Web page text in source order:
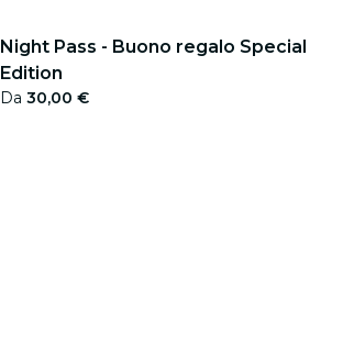
Night Pass - Buono regalo Special
Edition
Da 30,00 €